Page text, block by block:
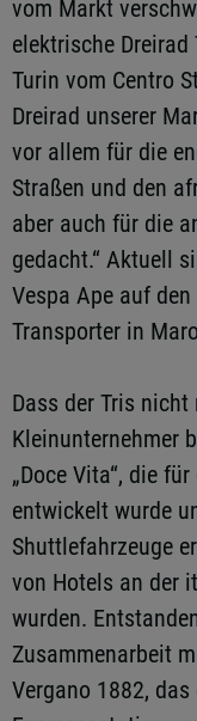
vom Markt
elektrische
Turin vom Centro
Dreirad unserer
vor allem für die
Straßen und den
aber auch für die
gedacht.“ Aktuell
Vespa Ape auf
Transporter in
Dass der Tris
Kleinunternehmer
„Doce Vita“, die
entwickelt wurde
Shuttlefahrzeuge
von Hotels an der
wurden.
Zusammenarbeit
Vergano 1882,